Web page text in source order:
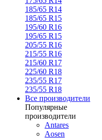
185/65 R14
185/65 R15
195/60 R16
195/65 R15
205/55 R16
215/55 R16
215/60 R17
225/60 R18
235/55 R17
235/55 R18
Все производители
Популярные
производители
Antares
Aosen